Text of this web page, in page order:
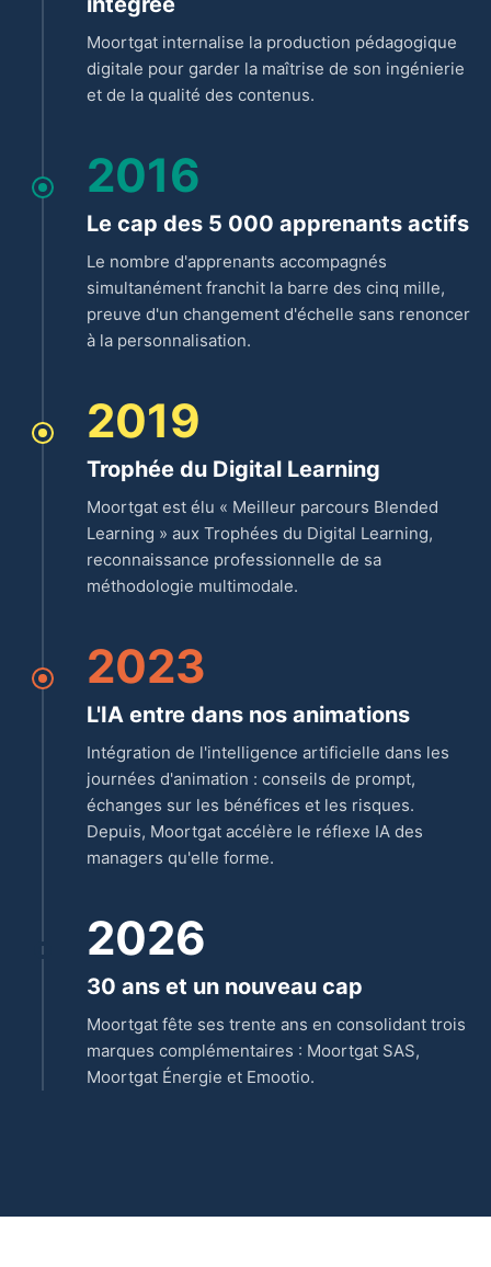
Moortgat internalise la production pédagogique
digitale pour garder la maîtrise de son ingénierie
et de la qualité des contenus.
2016
Le cap des 5 000 apprenants actifs
Le nombre d'apprenants accompagnés
simultanément franchit la barre des cinq mille,
preuve d'un changement d'échelle sans renoncer
à la personnalisation.
2019
Trophée du Digital Learning
Moortgat est élu « Meilleur parcours Blended
Learning » aux Trophées du Digital Learning,
reconnaissance professionnelle de sa
méthodologie multimodale.
2023
L'IA entre dans nos animations
Intégration de l'intelligence artificielle dans les
journées d'animation : conseils de prompt,
échanges sur les bénéfices et les risques.
Depuis, Moortgat accélère le réflexe IA des
managers qu'elle forme.
2026
30 ans et un nouveau cap
Moortgat fête ses trente ans en consolidant trois
marques complémentaires : Moortgat SAS,
Moortgat Énergie et Emootio.